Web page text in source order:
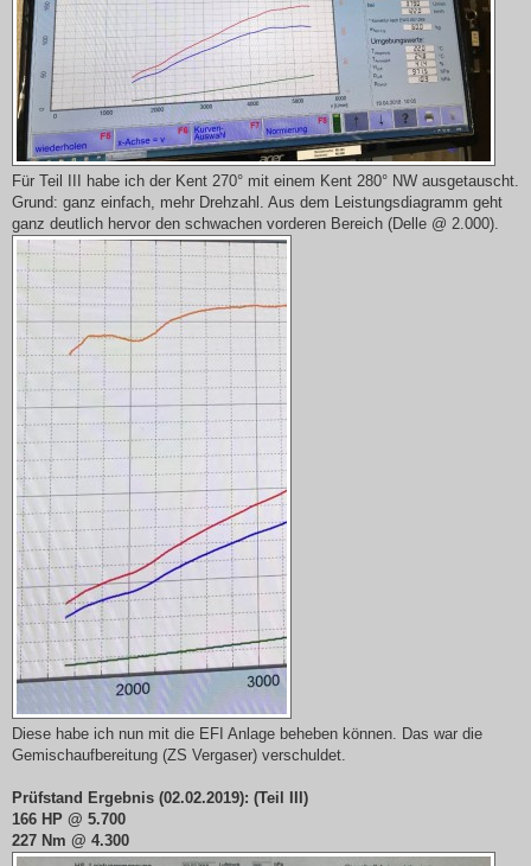
Für Teil III habe ich der Kent 270° mit einem Kent 280° NW ausgetauscht.
Grund: ganz einfach, mehr Drehzahl. Aus dem Leistungsdiagramm geht
ganz deutlich hervor den schwachen vorderen Bereich (Delle @ 2.000).
Diese habe ich nun mit die EFI Anlage beheben können. Das war die
Gemischaufbereitung (ZS Vergaser) verschuldet.
Prüfstand Ergebnis (02.02.2019): (Teil III)
166 HP @ 5.700
227 Nm @ 4.300